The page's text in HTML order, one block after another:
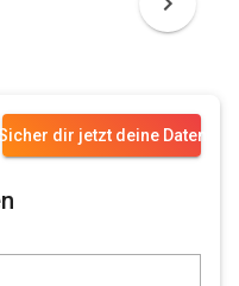
Sicher dir jetzt deine Daten